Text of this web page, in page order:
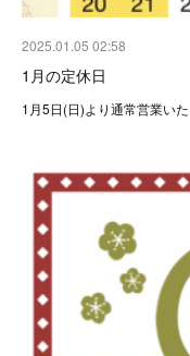
2025.01.05 02:58
1月の定休日
1月5日(日)より通常営業い